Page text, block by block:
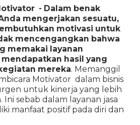
- Dalam benak
mengerjakan sesuatu,
motivasi untuk
mencengangkan bahwa
memakai layanan
hasil yang
mereka. Memanggil
Motivator dalam bisnis
untuk kinerja yang lebih
Ini sebab dalam layanan jasa
manfaat positif pada diri dan